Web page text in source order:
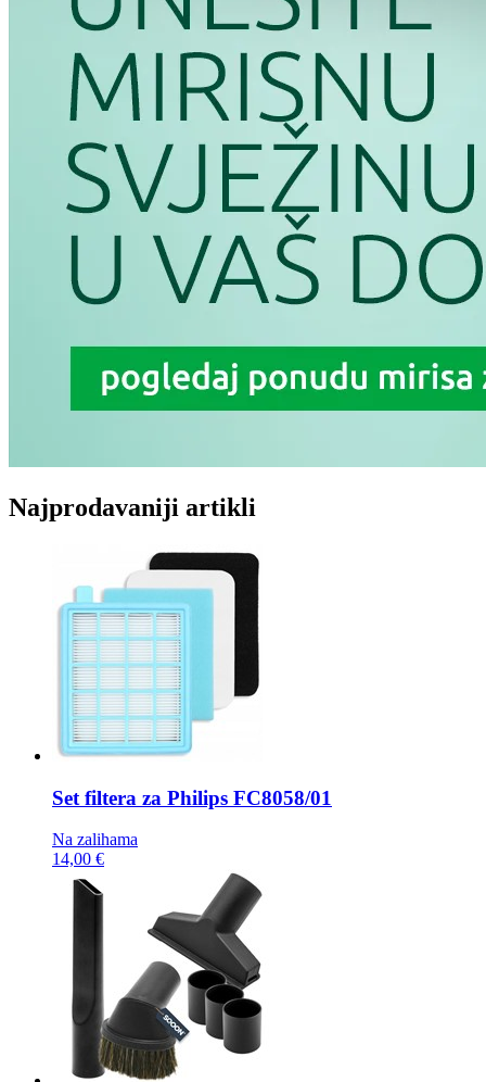
Najprodavaniji artikli
Set filtera za Philips FC8058/01
Na zalihama
14,00 €